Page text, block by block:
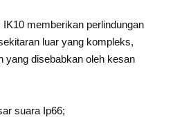
memberikan perlindungan
luar yang kompleks,
yang disebabkan oleh kesan
suara Ip66;